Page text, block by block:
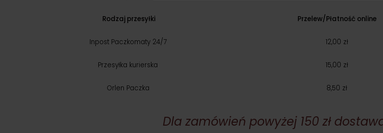
Rodzaj przesyłki Przelew/Płatność online
Inpost Paczkomaty 24/7 12,00 zł
Przesyłka kurierska 15,00 zł
Orlen Paczka 8,50 zł
Dla zamówień powyżej 150 zł